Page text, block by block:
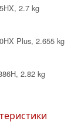
2.7 kg
Plus, 2.655 kg
2.82 kg